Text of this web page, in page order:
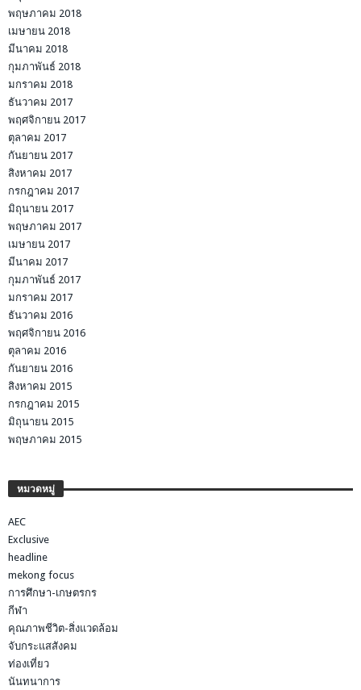
พฤษภาคม 2018
เมษายน 2018
มีนาคม 2018
กุมภาพันธ์ 2018
มกราคม 2018
ธันวาคม 2017
พฤศจิกายน 2017
ตุลาคม 2017
กันยายน 2017
สิงหาคม 2017
กรกฎาคม 2017
มิถุนายน 2017
พฤษภาคม 2017
เมษายน 2017
มีนาคม 2017
กุมภาพันธ์ 2017
มกราคม 2017
ธันวาคม 2016
พฤศจิกายน 2016
ตุลาคม 2016
กันยายน 2016
สิงหาคม 2015
กรกฎาคม 2015
มิถุนายน 2015
พฤษภาคม 2015
หมวดหมู่
AEC
Exclusive
headline
mekong focus
การศึกษา-เกษตรกร
กีฬา
คุณภาพชีวิต-สิ่งแวดล้อม
จับกระแสสังคม
ท่องเที่ยว
นันทนาการ